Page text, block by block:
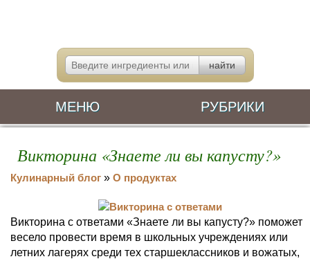
МЕНЮ РУБРИКИ
Викторина «Знаете ли вы капусту?»
Кулинарный блог » О продуктах
Викторина с ответами «Знаете ли вы капусту?» поможет
весело провести время в школьных учреждениях или
летних лагерях среди тех старшеклассников и вожатых,